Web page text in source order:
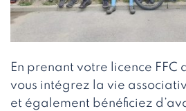
En prenant votre licence FFC
vous intégrez la vie
et également bénéficiez